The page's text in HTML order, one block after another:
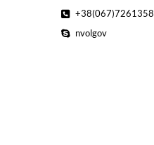
+38(067)7261358
nvolgov